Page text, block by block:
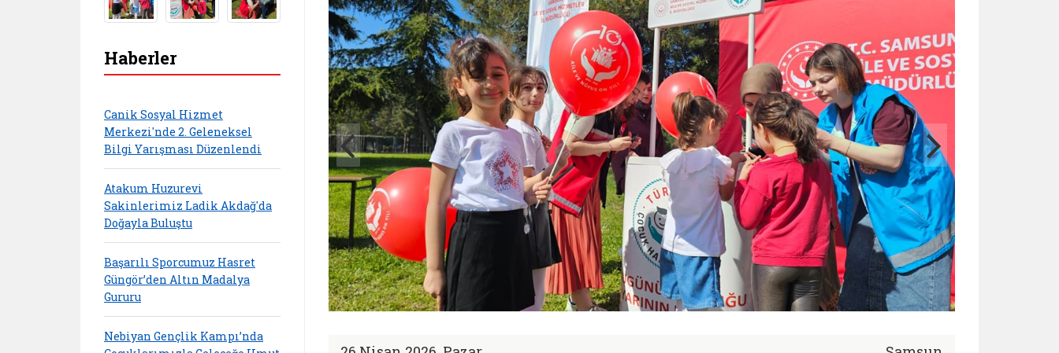
Haberler
Canik Sosyal Hizmet
Merkezi'nde 2. Geleneksel
Bilgi Yarışması Düzenlendi
Atakum Huzurevi
Sakinlerimiz Ladik Akdağ'da
Doğayla Buluştu
Başarılı Sporcumuz Hasret
Güngör’den Altın Madalya
Gururu
Nebiyan Gençlik Kampı’nda